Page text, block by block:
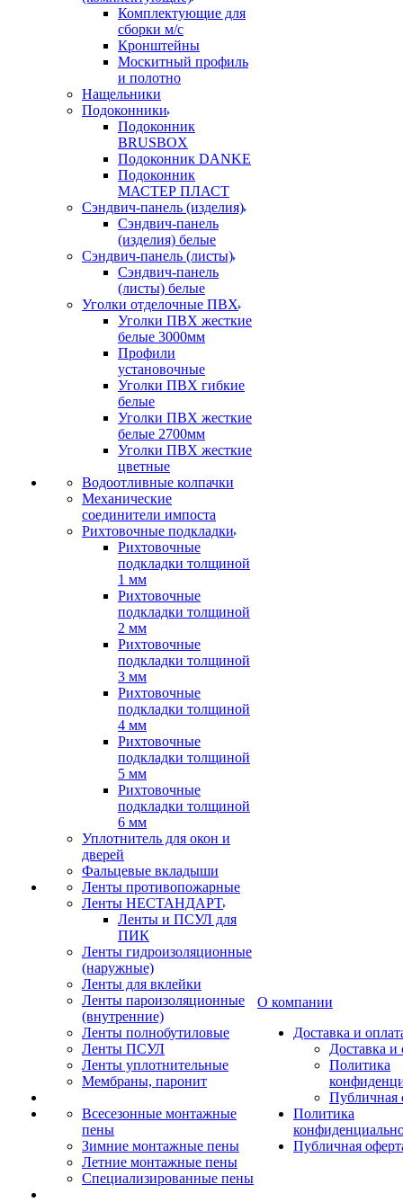
Комплектующие для
сборки м/с
Кронштейны
Москитный профиль
и полотно
Нащельники
Подоконники
Подоконник
BRUSBOX
Подоконник DANKE
Подоконник
МАСТЕР ПЛАСТ
Сэндвич-панель (изделия)
Сэндвич-панель
(изделия) белые
Сэндвич-панель (листы)
Сэндвич-панель
(листы) белые
Уголки отделочные ПВХ
Уголки ПВХ жесткие
белые 3000мм
Профили
установочные
Уголки ПВХ гибкие
белые
Уголки ПВХ жесткие
белые 2700мм
Уголки ПВХ жесткие
цветные
Водоотливные колпачки
Механические
соединители импоста
Рихтовочные подкладки
Рихтовочные
подкладки толщиной
1 мм
Рихтовочные
подкладки толщиной
2 мм
Рихтовочные
подкладки толщиной
3 мм
Рихтовочные
подкладки толщиной
4 мм
Рихтовочные
подкладки толщиной
5 мм
Рихтовочные
подкладки толщиной
6 мм
Уплотнитель для окон и
дверей
Фальцевые вкладыши
Ленты противопожарные
Ленты НЕСТАНДАРТ
Ленты и ПСУЛ для
ПИК
Ленты гидроизоляционные
(наружные)
Ленты для вклейки
Ленты пароизоляционные
(внутренние)
Ленты полнобутиловые
Ленты ПСУЛ
Ленты уплотнительные
Мембраны, паронит
Всесезонные монтажные
пены
Зимние монтажные пены
Летние монтажные пены
Специализированные пены
О компании
Доставка и
Доставка и
Политика
Публичная
Политика
Публичная